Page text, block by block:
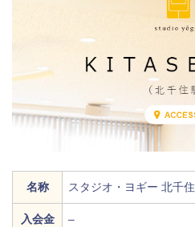
名称 スタジオ・ヨギー 北千住
入会金 –